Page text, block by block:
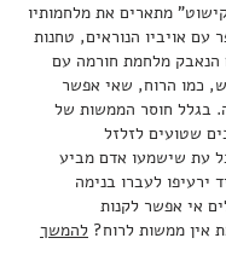
מתארים את מלחמותיו
עם אויביו הנוראים, טחנות
הנאבק מלחמת חורמה עם
כמו הרוח, שאי אפשר
בגלל חוסר הממשות של
שטועים לזלזל
עת שישמעו אדם מביע
ירעיפו לעברו בנימה
אי אפשר לקנות
אין ממשות לרוח? להמשך